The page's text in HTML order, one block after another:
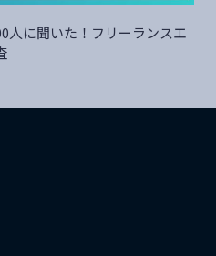
人に聞いた！フリーランスエ